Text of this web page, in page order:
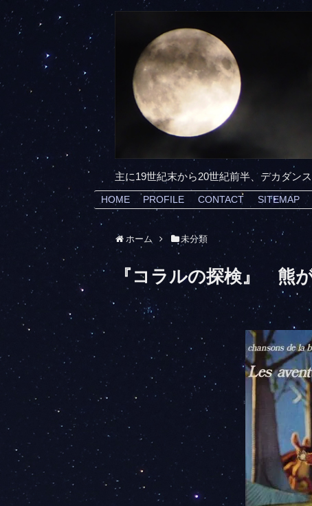
主に19世紀末から20世紀前半、デカダン
HOME PROFILE CONTACT SITEMAP
ホーム 未分類
『コラルの探検』 熊